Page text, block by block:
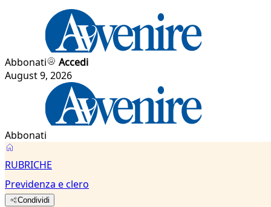
Abbonati
Accedi
August 9, 2026
Abbonati
RUBRICHE
Previdenza e clero
Condividi